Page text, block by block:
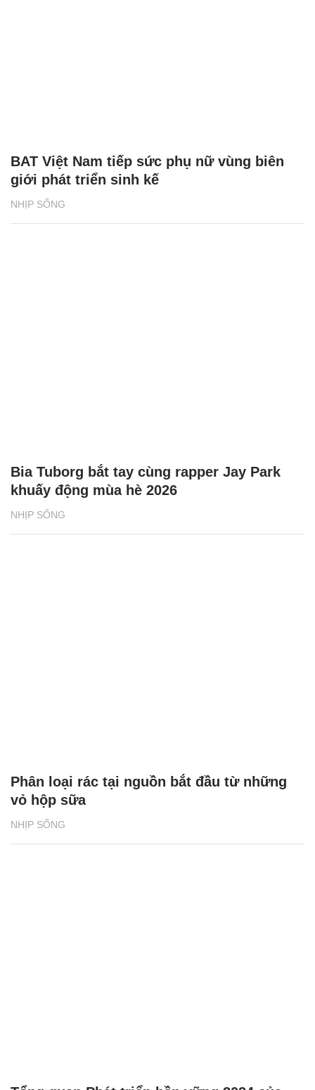
NHỊP SỐNG
BAT Việt Nam tiếp sức phụ nữ vùng biên
giới phát triển sinh kế
NHỊP SỐNG
Bia Tuborg bắt tay cùng rapper Jay Park
khuấy động mùa hè 2026
NHỊP SỐNG
Phân loại rác tại nguồn bắt đầu từ những
vỏ hộp sữa